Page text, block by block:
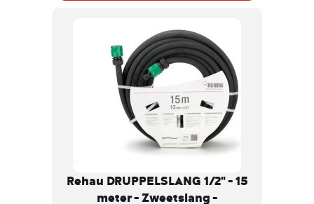
Rehau DRUPPELSLANG 1/2" - 15
meter - Zweetslang -